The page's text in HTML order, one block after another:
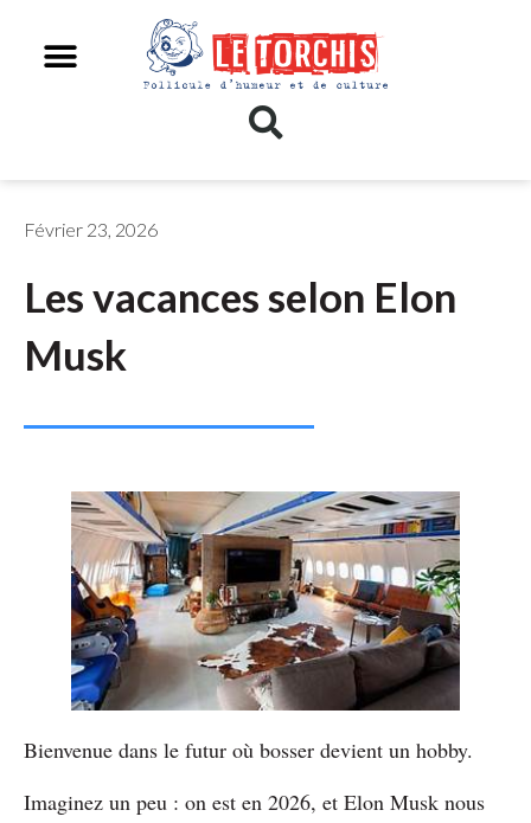
Février 23, 2026
Les vacances selon Elon
Musk
Bienvenue dans le futur où bosser devient un hobby.
Imaginez un peu : on est en 2026, et Elon Musk nous